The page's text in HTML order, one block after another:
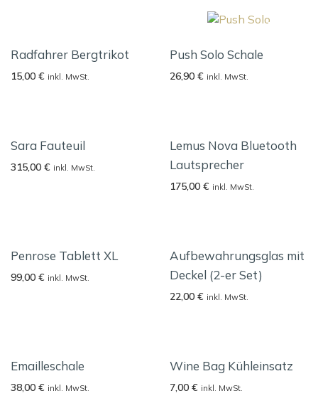
Radfahrer Bergtrikot
15,00 € inkl. MwSt.
Push Solo Schale
26,90 € inkl. MwSt.
Sara Fauteuil
315,00 € inkl. MwSt.
Lemus Nova Bluetooth
Lautsprecher
175,00 € inkl. MwSt.
Penrose Tablett XL
99,00 € inkl. MwSt.
Aufbewahrungsglas mit
Deckel (2-er Set)
22,00 € inkl. MwSt.
Emailleschale
38,00 € inkl. MwSt.
Wine Bag Kühleinsatz
7,00 € inkl. MwSt.